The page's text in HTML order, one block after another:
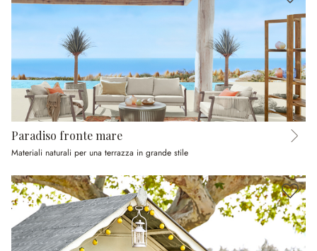
Paradiso fronte mare
Materiali naturali per una terrazza in grande stile